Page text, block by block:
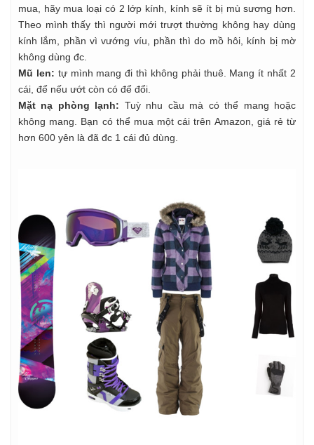
mua, hãy mua loại có 2 lớp kính, kính sẽ ít bị mù sương hơn.
Theo mình thấy thì người mới trượt thường không hay dùng
kính lắm, phần vì vướng víu, phần thì do mồ hôi, kính bị mờ
không dùng đc.
Mũ len: tự mình mang đi thì không phải thuê. Mang ít nhất 2
cái, để nếu ướt còn có để đổi.
Mặt nạ phòng lạnh: Tuỳ nhu cầu mà có thể mang hoặc
không mang. Bạn có thể mua một cái trên Amazon, giá rẻ từ
hơn 600 yên là đã đc 1 cái đủ dùng.